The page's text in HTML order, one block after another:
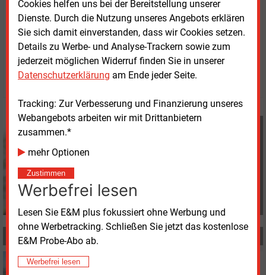
Cookies helfen uns bei der Bereitstellung unserer
Dienste. Durch die Nutzung unseres Angebots erklären
Sie sich damit einverstanden, dass wir Cookies setzen.
Details zu Werbe- und Analyse-Trackern sowie zum
jederzeit möglichen Widerruf finden Sie in unserer
Datenschutzerklärung am Ende jeder Seite.
Tracking: Zur Verbesserung und Finanzierung unseres
Webangebots arbeiten wir mit Drittanbietern
zusammen.*
mehr Optionen
Zustimmen
Werbefrei lesen
Lesen Sie E&M plus fokussiert ohne Werbung und
ohne Werbetracking. Schließen Sie jetzt das kostenlose
E&M Probe-Abo ab.
Werbefrei lesen
und Österreich.
Dienstag, 1.10.2024, 16:33 Uhr
Davina Spohn
© 2026 Energie & Management GmbH
Davina Spohn